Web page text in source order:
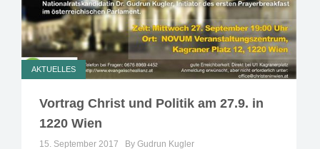
AKTUELLES
Vortrag Christ und Politik am 27.9. in
1220 Wien
15. September 2017 By Gudrun Kugler